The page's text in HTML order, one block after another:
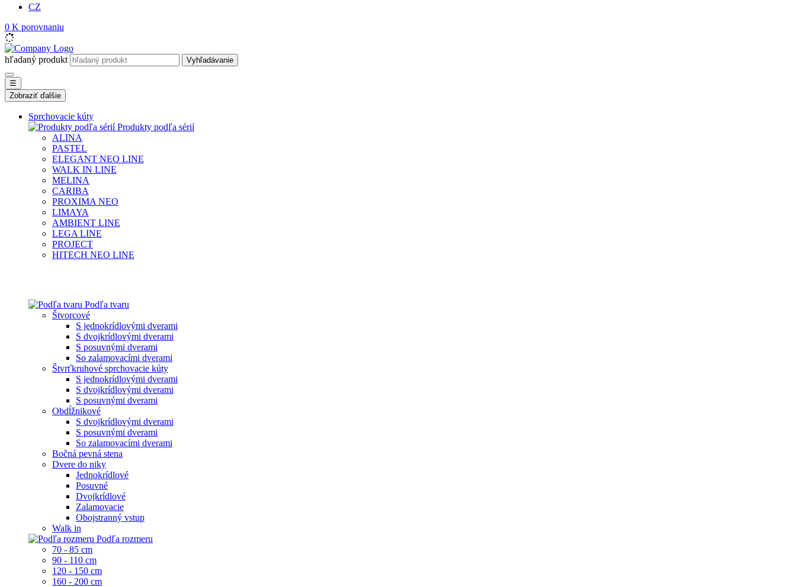
CZ
0 K porovnaniu
hľadaný produkt Vyhľadávanie
☰
Zobraziť ďalšie
Sprchovacie kúty
Produkty podľa sérií
ALINA
PASTEL
ELEGANT NEO LINE
WALK IN LINE
MELINA
CARIBA
PROXIMA NEO
LIMAYA
AMBIENT LINE
LEGA LINE
PROJECT
HITECH NEO LINE
Podľa tvaru
Štvorcové
S jednokrídlovými dverami
S dvojkrídlovými dverami
S posuvnými dverami
So zalamovacími dverami
Štvrťkruhové sprchovacie kúty
S jednokrídlovými dverami
S dvojkrídlovými dverami
S posuvnými dverami
Obdĺžnikové
S dvojkrídlovými dverami
S posuvnými dverami
So zalamovacími dverami
Bočná pevná stena
Dvere do niky
Jednokrídlové
Posuvné
Dvojkrídlové
Zalamovacie
Obojstranný vstup
Walk in
Podľa rozmeru
70 - 85 cm
90 - 110 cm
120 - 150 cm
160 - 200 cm